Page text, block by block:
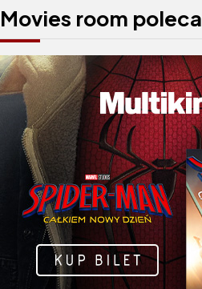
Movies room poleca